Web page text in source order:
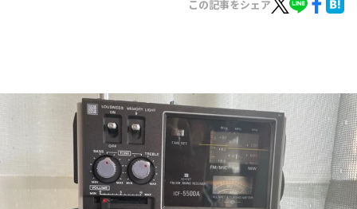
トピックス
TBS Podcast
お知らせ
イベント・グッズ
YouTube
会社情報
この記事をシェア